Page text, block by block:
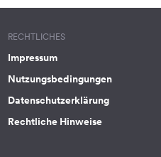
RECHTLICHES
Impressum
Nutzungsbedingungen
Datenschutzerklärung
Rechtliche Hinweise